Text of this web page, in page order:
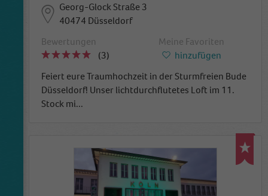
Georg-Glock Straße 3
40474 Düsseldorf
Bewertungen
(3)
Meine Favoriten
hinzufügen
Feiert eure Traumhochzeit in der Sturmfreien Bude
Düsseldorf! Unser lichtdurchflutetes Loft im 11.
Stock mi...